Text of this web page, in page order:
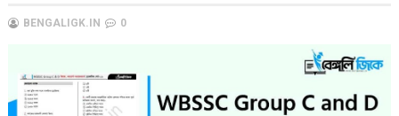
BENGALIGK.IN 0